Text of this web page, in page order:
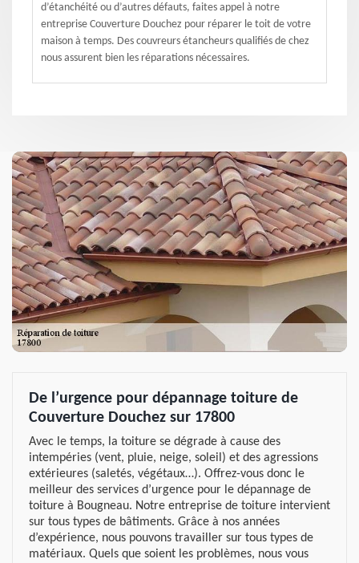
d’étanchéité ou d’autres défauts, faites appel à notre
entreprise Couverture Douchez pour réparer le toit de votre
maison à temps. Des couvreurs étancheurs qualifiés de chez
nous assurent bien les réparations nécessaires.
De l’urgence pour dépannage toiture de
Couverture Douchez sur 17800
Avec le temps, la toiture se dégrade à cause des
intempéries (vent, pluie, neige, soleil) et des agressions
extérieures (saletés, végétaux…). Offrez-vous donc le
meilleur des services d’urgence pour le dépannage de
toiture à Bougneau. Notre entreprise de toiture intervient
sur tous types de bâtiments. Grâce à nos années
d’expérience, nous pouvons travailler sur tous types de
matériaux. Quels que soient les problèmes, nous vous